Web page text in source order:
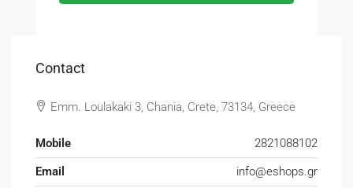
Contact
Emm. Loulakaki 3, Chania, Crete, 73134, Greece
Mobile
2821088102
Email
info@eshops.gr